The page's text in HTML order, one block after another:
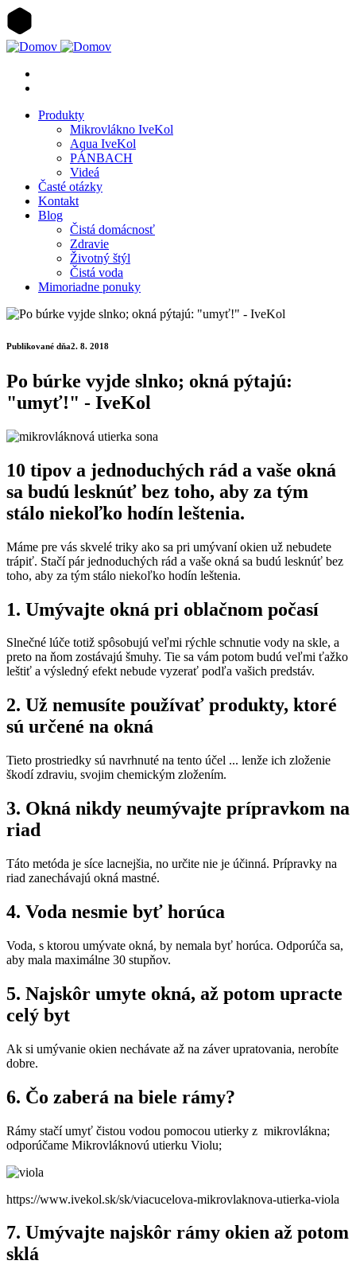
Skočiť
na
hlavný
obsah
Produkty
Mikrovlákno IveKol
Aqua IveKol
PÁNBACH
Videá
Časté otázky
Kontakt
Blog
Čistá domácnosť
Zdravie
Životný štýl
Čistá voda
Mimoriadne ponuky
Publikované dňa2. 8. 2018
Po búrke vyjde slnko; okná pýtajú:
"umyť!" - IveKol
10 tipov a jednoduchých rád a vaše okná
sa budú lesknúť bez toho, aby za tým
stálo niekoľko hodín leštenia.
Máme pre vás skvelé triky ako sa pri umývaní okien už nebudete
trápiť. Stačí pár jednoduchých rád a vaše okná sa budú lesknúť bez
toho, aby za tým stálo niekoľko hodín leštenia.
1. Umývajte okná pri oblačnom počasí
Slnečné lúče totiž spôsobujú veľmi rýchle schnutie vody na skle, a
preto na ňom zostávajú šmuhy. Tie sa vám potom budú veľmi ťažko
leštiť a výsledný efekt nebude vyzerať podľa vašich predstáv.
2. Už nemusíte používať produkty, ktoré
sú určené na okná
Tieto prostriedky sú navrhnuté na tento účel ... lenže ich zloženie
škodí zdraviu, svojim chemickým zložením.
3. Okná nikdy neumývajte prípravkom na
riad
Táto metóda je síce lacnejšia, no určite nie je účinná. Prípravky na
riad zanechávajú okná mastné.
4. Voda nesmie byť horúca
Voda, s ktorou umývate okná, by nemala byť horúca. Odporúča sa,
aby mala maximálne 30 stupňov.
5. Najskôr umyte okná, až potom upracte
celý byt
Ak si umývanie okien nechávate až na záver upratovania, nerobíte
dobre.
6. Čo zaberá na biele rámy?
Rámy stačí umyť čistou vodou pomocou utierky z mikrovlákna;
odporúčame Mikrovláknovú utierku Violu;
https://www.ivekol.sk/sk/viacucelova-mikrovlaknova-utierka-viola
7. Umývajte najskôr rámy okien až potom
sklá